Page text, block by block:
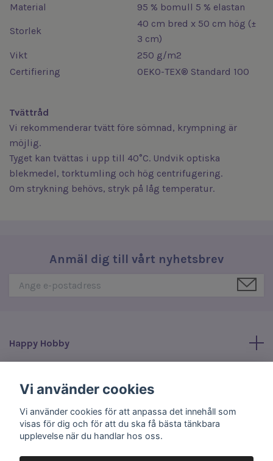
Material 95 % bomull 5 % elastan
Storlek
40 cm bred x 50 cm hög (±
3 cm)
Vikt
250 g/m2
Certifiering
OEKO-TEX® Standard 100
Tvättråd
Vi rekommenderar tvätt före sömnad, krympning är
möjlig.
Tyget kan tvättas i upp till 40°C. Undvik optiska
blekmedel, torktumling och hög centrifugering.
Om strykning behövs, stryk på låg temperatur.
Anmäl dig till vårt nyhetsbrev
Happy Hobby
Sociala medier
Vi använder cookies
Vi använder cookies för att anpassa det innehåll som
visas för dig och för att du ska få bästa tänkbara
upplevelse när du handlar hos oss.